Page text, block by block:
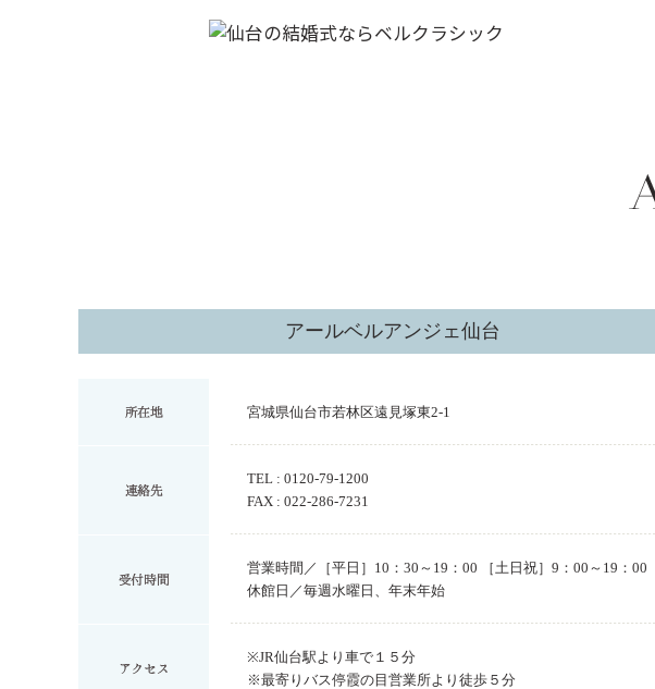
アールベルアンジェ仙台
宮城県仙台市若林区遠見塚東2-1
TEL : 0120-79-1200
FAX : 022-286-7231
営業時間／［平日］10：30～19：00 ［土日祝］9：00～19：00
休館日／毎週水曜日、年末年始
※JR仙台駅より車で１５分
※最寄りバス停霞の目営業所より徒歩５分